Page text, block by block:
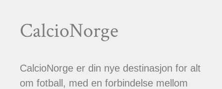
CalcioNorge
CalcioNorge er din nye destinasjon for alt
om fotball, med en forbindelse mellom